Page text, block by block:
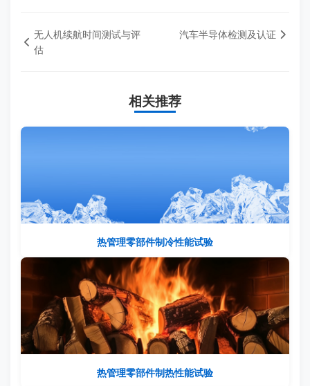
无人机续航时间测试与评
估
汽车半导体检测及认证
相关推荐
热管理零部件制冷性能试验
热管理零部件制热性能试验